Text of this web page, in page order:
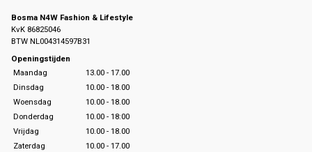
Bosma N4W Fashion & Lifestyle
KvK 86825046
BTW NL004314597B31
Openingstijden
Maandag
13.00 - 17.00
Dinsdag
10.00 - 18.00
Woensdag
10.00 - 18.00
Donderdag
10.00 - 18:00
Vrijdag
10.00 - 18.00
Zaterdag
10.00 - 17.00